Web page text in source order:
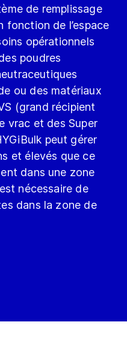
de remplissage
fonction de l’espace
opérationnels
poudres
ou des matériaux
(grand récipient
vrac et des Super
peut gérer
et élevés que ce
dans une zone
nécessaire de
dans la zone de